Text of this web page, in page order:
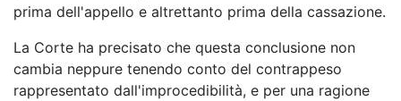
prima dell'appello e altrettanto prima della cassazione.
La Corte ha precisato che questa conclusione non
cambia neppure tenendo conto del contrappeso
rappresentato dall'improcedibilità, e per una ragione